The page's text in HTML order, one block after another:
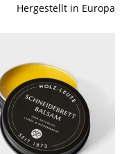
Hergestellt in Europa